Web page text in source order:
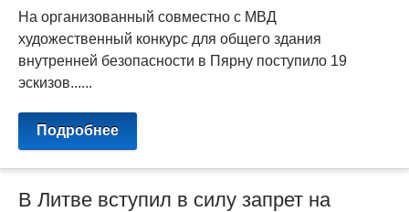
На организованный совместно с МВД
художественный конкурс для общего здания
внутренней безопасности в Пярну поступило 19
эскизов......
Подробнее
В Литве вступил в силу запрет на